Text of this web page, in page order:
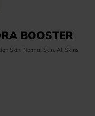
BOOSTER
Skin, Normal Skin, All Skins,